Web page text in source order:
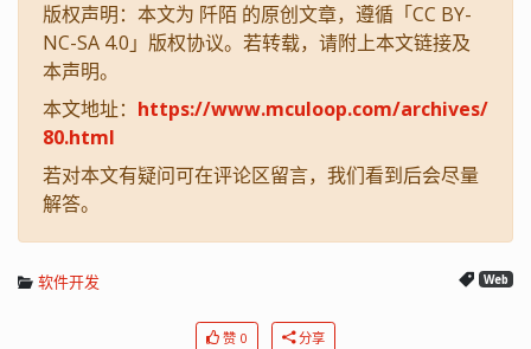
版权声明：本文为 阡陌 的原创文章，遵循「CC BY-
NC-SA 4.0」版权协议。若转载，请附上本文链接及
本声明。
本文地址： https://www.mculoop.com/archives/
80.html
若对本文有疑问可在评论区留言，我们看到后会尽量
解答。
软件开发 Web
赞 0 分享